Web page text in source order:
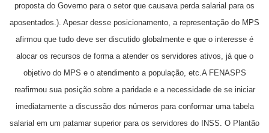
proposta do Governo para o setor que causava perda salarial para os
aposentados.). Apesar desse posicionamento, a representação do MPS
afirmou que tudo deve ser discutido globalmente e que o interesse é
alocar os recursos de forma a atender os servidores ativos, já que o
objetivo do MPS e o atendimento a população, etc. A FENASPS
reafirmou sua posição sobre a paridade e a necessidade de se iniciar
imediatamente a discussão dos números para conformar uma tabela
salarial em um patamar superior para os servidores do INSS. O Plantão